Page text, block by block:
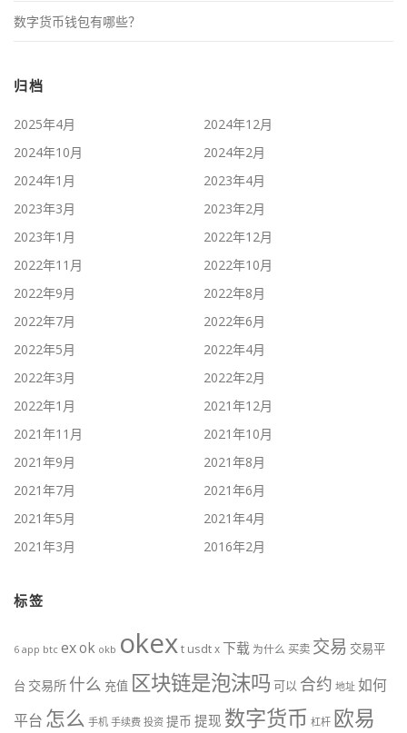
数字货币钱包有哪些？
归档
2025年4月
2024年12月
2024年10月
2024年2月
2024年1月
2023年4月
2023年3月
2023年2月
2023年1月
2022年12月
2022年11月
2022年10月
2022年9月
2022年8月
2022年7月
2022年6月
2022年5月
2022年4月
2022年3月
2022年2月
2022年1月
2021年12月
2021年11月
2021年10月
2021年9月
2021年8月
2021年7月
2021年6月
2021年5月
2021年4月
2021年3月
2016年2月
标签
6 app btc exok okb okext usdtx下载 为什么 买卖 交易 交易平
台 交易所 什么 充值 区块链是泡沫吗 可以 合约 地址 如何
平台 怎么 手机 手续费 投资 提币 提现 数字货币 杠杆 欧易